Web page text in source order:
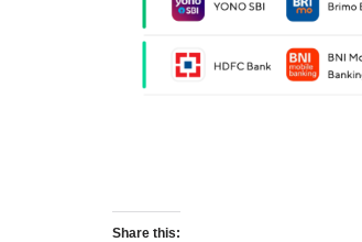
Share this: